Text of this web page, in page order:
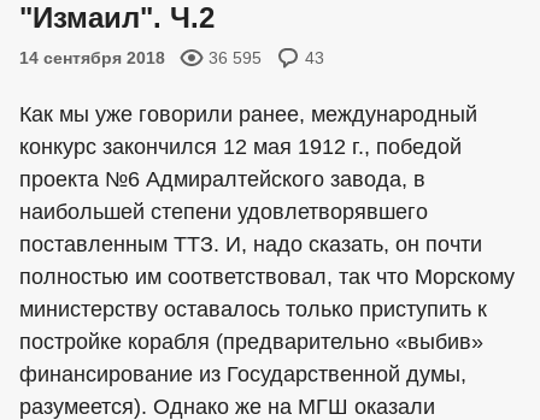
"Измаил". Ч.2
14 сентября 2018 36 595 43
Как мы уже говорили ранее, международный
конкурс закончился 12 мая 1912 г., победой
проекта №6 Адмиралтейского завода, в
наибольшей степени удовлетворявшего
поставленным ТТЗ. И, надо сказать, он почти
полностью им соответствовал, так что Морскому
министерству оставалось только приступить к
постройке корабля (предварительно «выбив»
финансирование из Государственной думы,
разумеется). Однако же на МГШ оказали